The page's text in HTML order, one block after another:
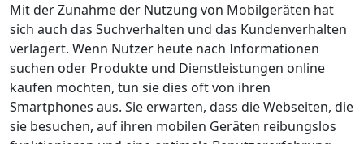
Mit der Zunahme der Nutzung von Mobilgeräten hat
sich auch das Suchverhalten und das Kundenverhalten
verlagert. Wenn Nutzer heute nach Informationen
suchen oder Produkte und Dienstleistungen online
kaufen möchten, tun sie dies oft von ihren
Smartphones aus. Sie erwarten, dass die Webseiten, die
sie besuchen, auf ihren mobilen Geräten reibungslos